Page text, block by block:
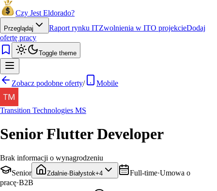
Czy Jest Eldorado?
Przeglądaj Raport rynku ITZwolnienia w ITO projekcieDodaj
ofertę pracy
Toggle theme
Zobacz podobne oferty/ Mobile
Transition Technologies MS
Senior Flutter Developer
Brak informacji o wynagrodzeniu
Senior
Zdalnie· Białystok+4 Full-time·Umowa o
pracę·B2B